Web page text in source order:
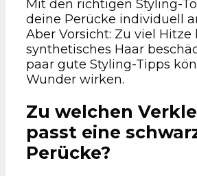
Mit den richtigen Styling-
deine Perücke individuell
Aber Vorsicht: Zu viel Hitze
synthetisches Haar
paar gute Styling-Tipps
Wunder wirken.
Zu welchen
passt eine
Perücke?